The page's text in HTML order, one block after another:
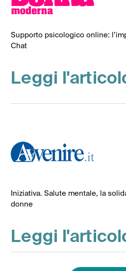
Supporto psicologico online:
Chat
Leggi
Iniziativa. Salute mentale, la
donne
Leggi